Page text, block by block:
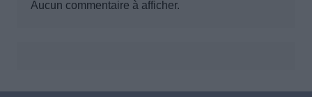
Aucun commentaire à afficher.